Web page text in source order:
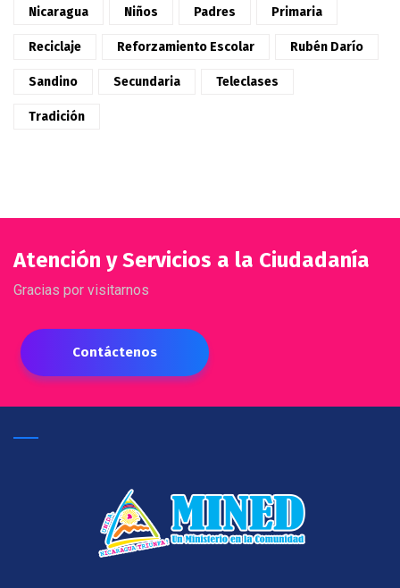
Nicaragua Niños Padres Primaria
Reciclaje Reforzamiento Escolar Rubén Darío
Sandino Secundaria Teleclases
Tradición
Atención y Servicios a la Ciudadanía
Gracias por visitarnos
Contáctenos